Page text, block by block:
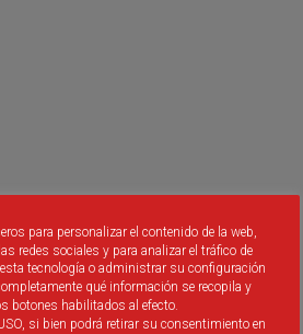
para personalizar el contenido de la web,
redes sociales y para analizar el tráfico de
tecnología o administrar su configuración
qué información se recopila y
botones habilitados al efecto.
si bien podrá retirar su consentimiento en